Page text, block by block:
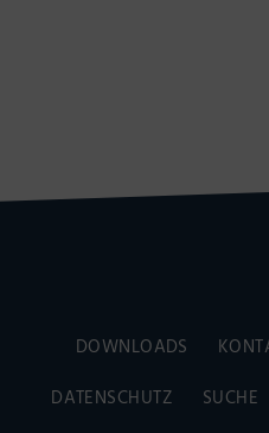
DOWNLOADS
DATENSCHUTZ
SUCHE